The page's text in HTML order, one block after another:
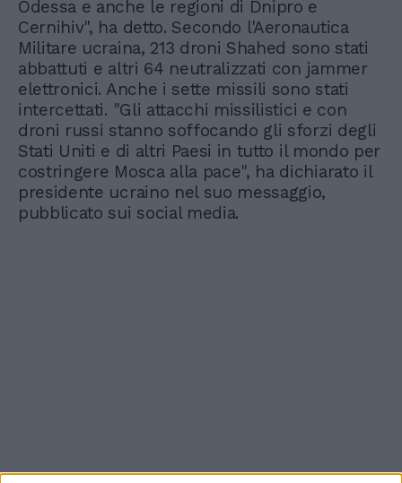
Odessa e anche le regioni di Dnipro e
Cernihiv", ha detto. Secondo l'Aeronautica
Militare ucraina, 213 droni Shahed sono stati
abbattuti e altri 64 neutralizzati con jammer
elettronici. Anche i sette missili sono stati
intercettati. "Gli attacchi missilistici e con
droni russi stanno soffocando gli sforzi degli
Stati Uniti e di altri Paesi in tutto il mondo per
costringere Mosca alla pace", ha dichiarato il
presidente ucraino nel suo messaggio,
pubblicato sui social media.